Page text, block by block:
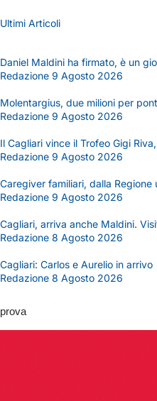
Ultimi Articoli
Daniel Maldini ha firmato, è un
Redazione 9 Agosto 2026
Molentargius, due milioni per
Redazione 9 Agosto 2026
Il Cagliari vince il Trofeo Gigi
Redazione 9 Agosto 2026
Caregiver familiari, dalla
Redazione 9 Agosto 2026
Cagliari, arriva anche Maldini.
Redazione 8 Agosto 2026
Cagliari: Carlos e Aurelio in arrivo
Redazione 8 Agosto 2026
prova